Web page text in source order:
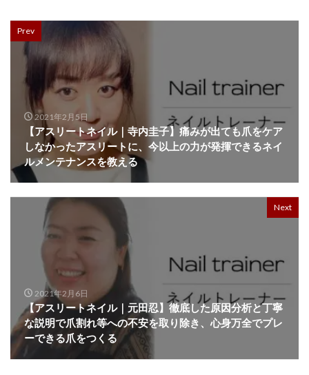
Prev
2021年2月5日
【アスリートネイル｜寺内圭子】痛みが出ても爪をケア
しなかったアスリートに、今以上の力が発揮できるネイ
ルメンテナンスを教える
Next
2021年2月6日
【アスリートネイル｜元田忍】徹底した原因分析と丁寧
な説明で爪割れ等への不安を取り除き、心身万全でプレ
ーできる爪をつくる